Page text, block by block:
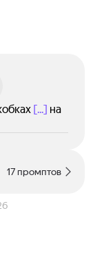
[...] на
17 промптов